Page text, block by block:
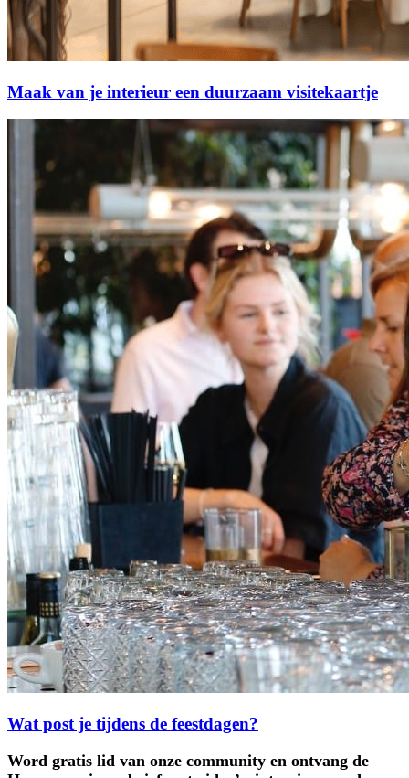
Maak van je interieur een duurzaam visitekaartje
Wat post je tijdens de feestdagen?
Word gratis lid van onze community en ontvang de